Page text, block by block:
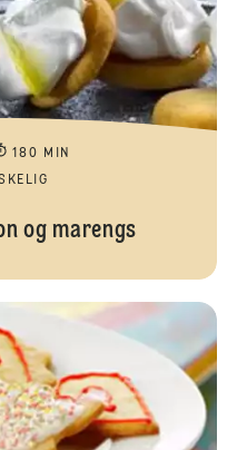
180 MIN
og marengs